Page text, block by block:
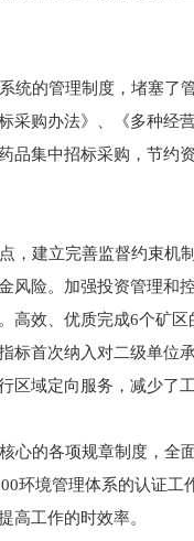
统的管理制度，堵塞了
采购办法》、《多种经
品集中招标采购，节约
，建立完善监督约束机
风险。加强投资管理和
高效、优质完成6个矿
标首次纳入对二级单位
区域定向服务，减少了
的各项规章制度，全
环境管理体系的认证
高工作的时效率。